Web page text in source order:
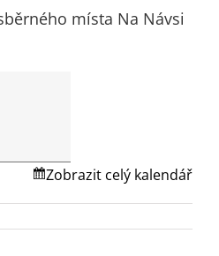
místa Na Návsi
Zobrazit celý kalendář